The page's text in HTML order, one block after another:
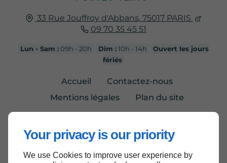
Your privacy is our priority
We use Cookies to improve user experience by
33 Rue Jouffroy d'Abbans, 75017 PARIS
09 70 35 45 51
Lun - Sam :09h - 20h Dim :10h - 14h
Ouvert les jours
fériés
Accueil
Contactez-nous
Mentions légales
Plan du site
Haut de page